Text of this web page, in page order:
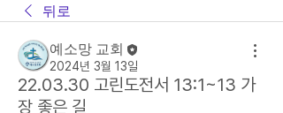
뒤로
예소망 교회
2024년 3월 13일
22.03.30 고린도전서 13:1~13 가
장 좋은 길